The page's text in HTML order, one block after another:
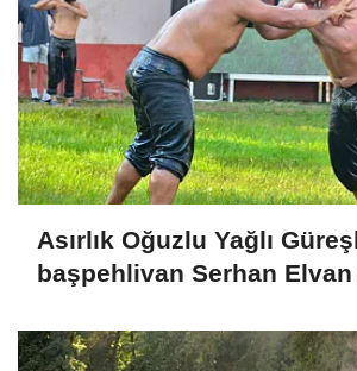
Asırlık Oğuzlu Yağlı
başpehlivan Serhan